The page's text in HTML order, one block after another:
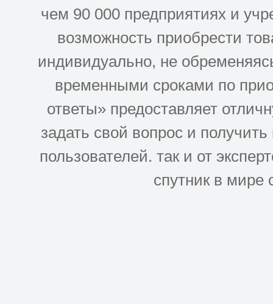
чем 90 000 предприятиях и
возможность приобрести
индивидуально, не
временными сроками по
ответы» предоставляет
задать свой вопрос и
пользователей. так и от
спутник в